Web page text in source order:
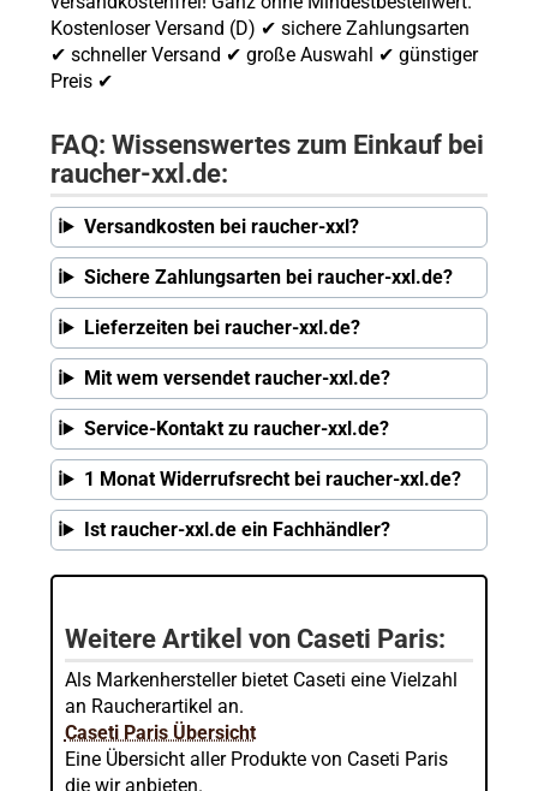
Kostenloser Versand (D) ✔ sichere Zahlungsarten
✔ schneller Versand ✔ große Auswahl ✔ günstiger
Preis ✔
FAQ: Wissenswertes zum Einkauf bei
raucher-xxl.de:
Versandkosten bei raucher-xxl?
Sichere Zahlungsarten bei raucher-xxl.de?
Lieferzeiten bei raucher-xxl.de?
Mit wem versendet raucher-xxl.de?
Service-Kontakt zu raucher-xxl.de?
1 Monat Widerrufsrecht bei raucher-xxl.de?
Ist raucher-xxl.de ein Fachhändler?
Weitere Artikel von Caseti Paris:
Als Markenhersteller bietet Caseti eine Vielzahl
an Raucherartikel an.
Caseti Paris Übersicht
Eine Übersicht aller Produkte von Caseti Paris
die wir anbieten.